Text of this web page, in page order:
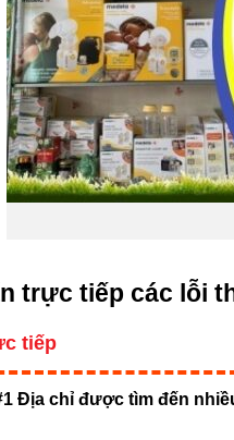
trực tiếp các lỗi
tiếp
#1 Địa chỉ được tìm đến